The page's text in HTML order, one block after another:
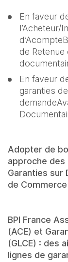
En faveur
l’Acheteur/
de
En faveur
garanties
Adopter de
approche des
Garanties sur
de
BPI France
(ACE) et
(GLCE) : des
lignes de